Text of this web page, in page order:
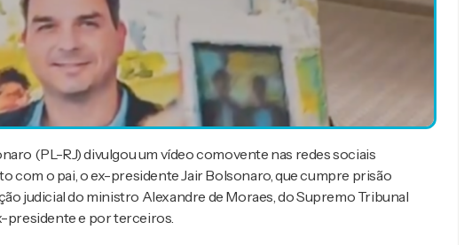
(PL-RJ) divulgou um vídeo comovente nas redes sociais
com o pai, o ex-presidente Jair Bolsonaro, que cumpre prisão
judicial do ministro Alexandre de Moraes, do Supremo Tribunal
presidente e por terceiros.